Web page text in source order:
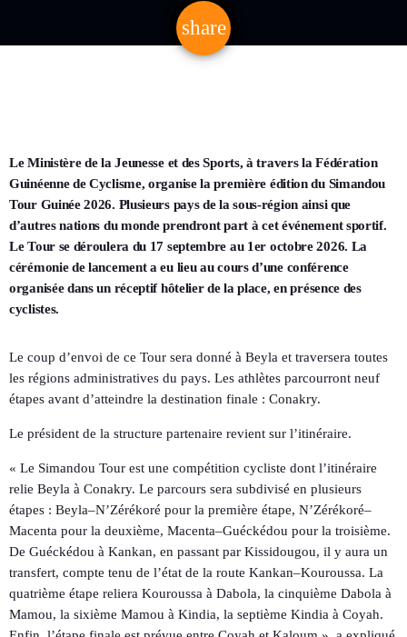
share
email
Le Ministère de la Jeunesse et des Sports, à travers la Fédération
Guinéenne de Cyclisme, organise la première édition du Simandou
Tour Guinée 2026. Plusieurs pays de la sous-région ainsi que
d’autres nations du monde prendront part à cet événement sportif.
Le Tour se déroulera du 17 septembre au 1er octobre 2026. La
cérémonie de lancement a eu lieu au cours d’une conférence
organisée dans un réceptif hôtelier de la place, en présence des
cyclistes.
Le coup d’envoi de ce Tour sera donné à Beyla et traversera toutes
les régions administratives du pays. Les athlètes parcourront neuf
étapes avant d’atteindre la destination finale : Conakry.
Le président de la structure partenaire revient sur l’itinéraire.
« Le Simandou Tour est une compétition cycliste dont l’itinéraire
relie Beyla à Conakry. Le parcours sera subdivisé en plusieurs
étapes : Beyla–N’Zérékoré pour la première étape, N’Zérékoré–
Macenta pour la deuxième, Macenta–Guéckédou pour la troisième.
De Guéckédou à Kankan, en passant par Kissidougou, il y aura un
transfert, compte tenu de l’état de la route Kankan–Kouroussa. La
quatrième étape reliera Kouroussa à Dabola, la cinquième Dabola à
Mamou, la sixième Mamou à Kindia, la septième Kindia à Coyah.